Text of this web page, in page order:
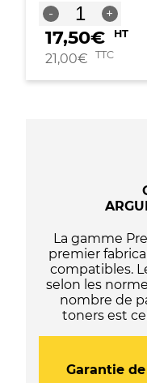
-
quantité
de
Cartouche
compatible
PG-
+
17,50€ HT
21,00€ TTC
La gamme
premier
compatibles.
selon les
nombre de
toners est
Garantie